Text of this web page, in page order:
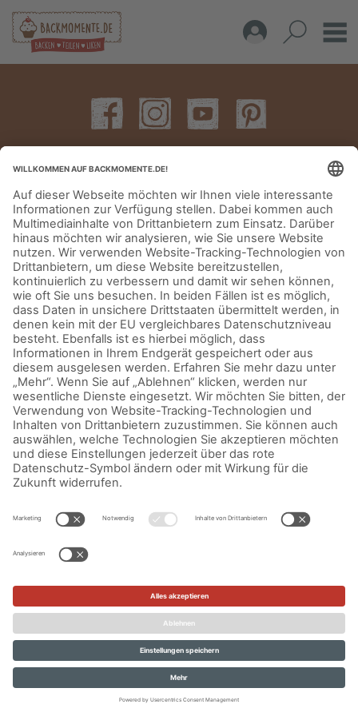
IMPRESSUM DATENSCHUTZERKLÄRUNG AGB KONTAKT
© Aurora Mühlen GmbH - Trettaustraße 49 – D-21107 Hamburg